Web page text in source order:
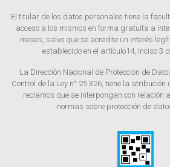
El titular de los datos personales tiene la
acceso a los mismos en forma gratuita a
meses, salvo que se acredite un interés
establecido en el artículo14, inciso 3
La Dirección Nacional de Protección de
Control de la Ley n° 25.326, tiene la
reclamos que se interpongan con relación
normas sobre protección de